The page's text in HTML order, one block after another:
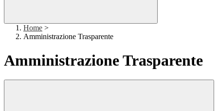
Home >
Amministrazione Trasparente
Amministrazione Trasparente